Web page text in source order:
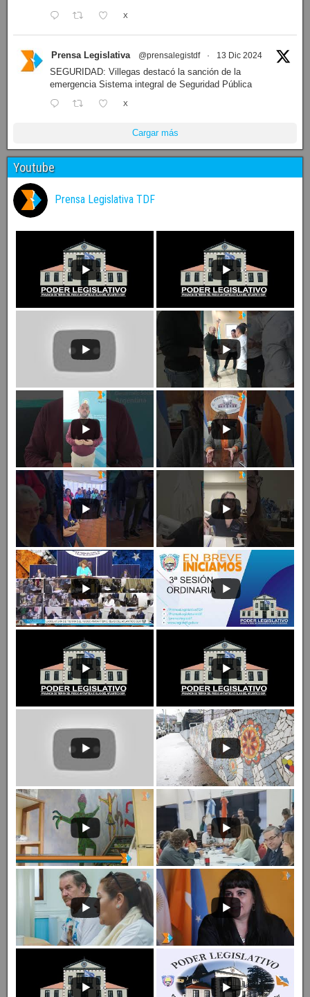
X
Prensa Legislativa @prensalegistdf · 13 Dic 2024
SEGURIDAD: Villegas destacó la sanción de la
emergencia Sistema integral de Seguridad Pública
X
Cargar más
Youtube
Prensa Legislativa TDF